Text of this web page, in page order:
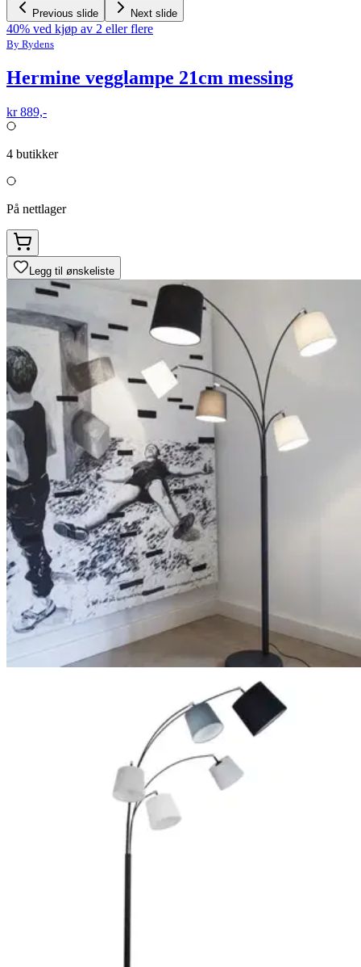
Previous slide Next slide
40% ved kjøp av 2 eller flere
By Rydens
Hermine vegglampe 21cm messing
kr 889,-
4 butikker
På nettlager
Legg til ønskeliste